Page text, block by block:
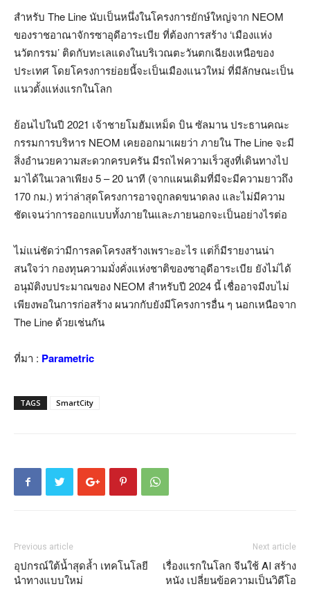
สำหรับ The Line นับเป็นหนึ่งในโครงการยักษ์ใหญ่จาก NEOM
ของราชอาณาจักรซาอุดีอาระเบีย ที่ต้องการสร้าง ‘เมืองแห่ง
นวัตกรรม’ ติดกับทะเลแดงในบริเวณตะวันตกเฉียงเหนือของ
ประเทศ โดยโครงการย่อยนี้จะเป็นเมืองแนวใหม่ ที่มีลักษณะเป็น
แนวตั้งแห่งแรกในโลก
ย้อนไปในปี 2021 เจ้าชายโมฮัมเหม็ด บิน ซัลมาน ประธานคณะ
กรรมการบริหาร NEOM เคยออกมาเผยว่า ภายใน The Line จะมี
สิ่งอำนวยความสะดวกครบครัน มีรถไฟความเร็วสูงที่เดินทางไป
มาได้ในเวลาเพียง 5 – 20 นาที (จากแผนเดิมที่มีจะมีความยาวถึง
170 กม.) ทว่าล่าสุดโครงการอาจถูกลดขนาดลง และไม่มีความ
ชัดเจนว่าการออกแบบทั้งภายในและภายนอกจะเป็นอย่างไรต่อ
ไม่แน่ชัดว่ามีการลดโครงสร้างเพราะอะไร แต่ก็มีรายงานน่า
สนใจว่า กองทุนความมั่งคั่งแห่งชาติของซาอุดีอาระเบีย ยังไม่ได้
อนุมัติงบประมาณของ NEOM สำหรับปี 2024 นี้ เชื่ออาจมีงบไม่
เพียงพอในการก่อสร้าง ผนวกกับยังมีโครงการอื่น ๆ นอกเหนือจาก
The Line ด้วยเช่นกัน
ที่มา : Parametric
TAGS SmartCity
Previous article
อุปกรณ์ใต้น้ำสุดล้ำ เทคโนโลยี
นำทางแบบใหม่
Next article
เรื่องแรกในโลก จีนใช้ AI สร้าง
หนัง เปลี่ยนข้อความเป็นวิดีโอ